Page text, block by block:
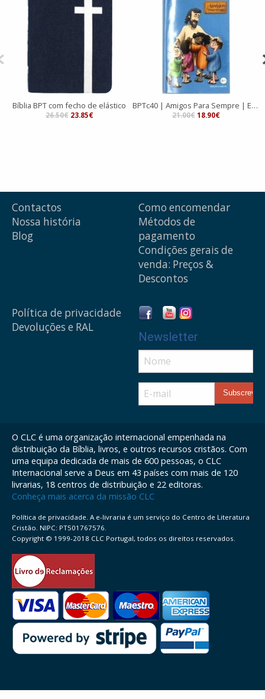
Bíblia BPT com fecho de elástico
26.50€ 23.85€
BPTc40 | Amigos Para Sempre | Edição Comum
21.00€ 18.90€
Contactos
Nossa história
Blog
Como encomendar
Métodos de
pagamento
Condições gerais de
venda: Preços &
Descontos
Política de privacidade
Devoluções e RAL
Newsletter
O CLC é uma organização internacional empenhada na
distribuição da Bíblia, livros, e outros recursos cristãos. Com
uma equipa dedicada de mais de 600 pessoas, o CLC
Internacional serve a Deus em 43 países com mais de 120
livrarias, 18 centros de distribuição e 22 editoras.
Conheça mais acerca da missão CLC
Política de privacidade. A e-livraria é um serviço do Centro de Literatura
Cristão. NIPC: PT501767576.
Copyright © 1999-2018 CLC Portugal, todos os direitos reservados.